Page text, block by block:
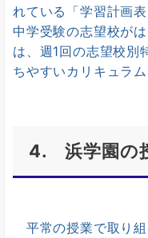
れている「学習計画
中学受験の志望校が
は、週1回の志望校別
ちやすいカリキュラ
4. 浜学園の
平常の授業で取り